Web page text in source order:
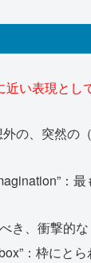
い表現とし
外の、突然の
：
き、衝撃的な
：枠にと